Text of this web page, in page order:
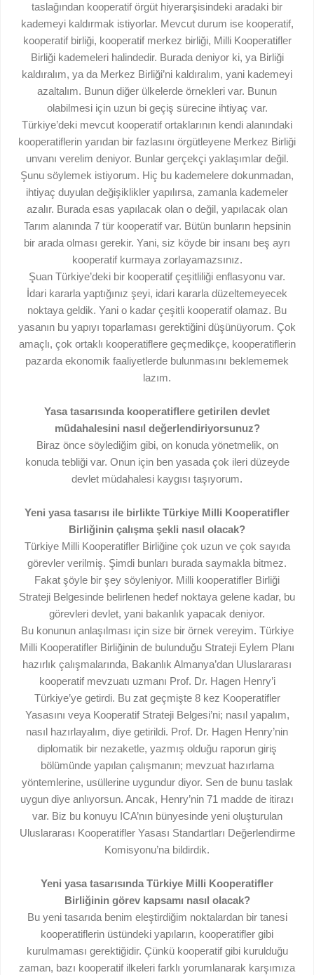
taslağından kooperatif örgüt hiyerarşisindeki aradaki bir
kademeyi kaldırmak istiyorlar. Mevcut durum ise kooperatif,
kooperatif birliği, kooperatif merkez birliği, Milli Kooperatifler
Birliği kademeleri halindedir. Burada deniyor ki, ya Birliği
kaldıralım, ya da Merkez Birliği’ni kaldıralım, yani kademeyi
azaltalım. Bunun diğer ülkelerde örnekleri var. Bunun
olabilmesi için uzun bi geçiş sürecine ihtiyaç var.
Türkiye’deki mevcut kooperatif ortaklarının kendi alanındaki
kooperatiflerin yarıdan bir fazlasını örgütleyene Merkez Birliği
unvanı verelim deniyor. Bunlar gerçekçi yaklaşımlar değil.
Şunu söylemek istiyorum. Hiç bu kademelere dokunmadan,
ihtiyaç duyulan değişiklikler yapılırsa, zamanla kademeler
azalır. Burada esas yapılacak olan o değil, yapılacak olan
Tarım alanında 7 tür kooperatif var. Bütün bunların hepsinin
bir arada olması gerekir. Yani, siz köyde bir insanı beş ayrı
kooperatif kurmaya zorlayamazsınız.
Şuan Türkiye’deki bir kooperatif çeşitliliği enflasyonu var.
İdari kararla yaptığınız şeyi, idari kararla düzeltemeyecek
noktaya geldik. Yani o kadar çeşitli kooperatif olamaz. Bu
yasanın bu yapıyı toparlaması gerektiğini düşünüyorum. Çok
amaçlı, çok ortaklı kooperatiflere geçmedikçe, kooperatiflerin
pazarda ekonomik faaliyetlerde bulunmasını beklememek
lazım.
Yasa tasarısında kooperatiflere getirilen devlet
müdahalesini nasıl değerlendiriyorsunuz?
Biraz önce söylediğim gibi, on konuda yönetmelik, on
konuda tebliği var. Onun için ben yasada çok ileri düzeyde
devlet müdahalesi kaygısı taşıyorum.
Yeni yasa tasarısı ile birlikte Türkiye Milli Kooperatifler
Birliğinin çalışma şekli nasıl olacak?
Türkiye Milli Kooperatifler Birliğine çok uzun ve çok sayıda
görevler verilmiş. Şimdi bunları burada saymakla bitmez.
Fakat şöyle bir şey söyleniyor. Milli kooperatifler Birliği
Strateji Belgesinde belirlenen hedef noktaya gelene kadar, bu
görevleri devlet, yani bakanlık yapacak deniyor.
Bu konunun anlaşılması için size bir örnek vereyim. Türkiye
Milli Kooperatifler Birliğinin de bulunduğu Strateji Eylem Planı
hazırlık çalışmalarında, Bakanlık Almanya’dan Uluslararası
kooperatif mevzuatı uzmanı Prof. Dr. Hagen Henry’i
Türkiye’ye getirdi. Bu zat geçmişte 8 kez Kooperatifler
Yasasını veya Kooperatif Strateji Belgesi’ni; nasıl yapalım,
nasıl hazırlayalım, diye getirildi. Prof. Dr. Hagen Henry’nin
diplomatik bir nezaketle, yazmış olduğu raporun giriş
bölümünde yapılan çalışmanın; mevzuat hazırlama
yöntemlerine, usüllerine uygundur diyor. Sen de bunu taslak
uygun diye anlıyorsun. Ancak, Henry’nin 71 madde de itirazı
var. Biz bu konuyu ICA’nın bünyesinde yeni oluşturulan
Uluslararası Kooperatifler Yasası Standartları Değerlendirme
Komisyonu’na bildirdik.
Yeni yasa tasarısında Türkiye Milli Kooperatifler
Birliğinin görev kapsamı nasıl olacak?
Bu yeni tasarıda benim eleştirdiğim noktalardan bir tanesi
kooperatiflerin üstündeki yapıların, kooperatifler gibi
kurulmaması gerektiğidir. Çünkü kooperatif gibi kurulduğu
zaman, bazı kooperatif ilkeleri farklı yorumlanarak karşımıza